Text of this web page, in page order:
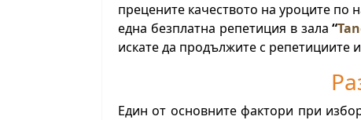
прецените качеството на уроците по
една безплатна репетиция в зала“
искате да продължите с репетициите
Един от основните фактори при